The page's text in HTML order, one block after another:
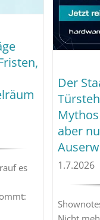
es
Der
aber
1.7.2026